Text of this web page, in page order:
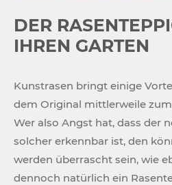
DER
IHREN GARTEN
Kunstrasen bringt einige
dem Original mittlerweile
Wer also Angst hat, dass der
solcher erkennbar ist, den
werden überrascht sein, wie
dennoch natürlich ein